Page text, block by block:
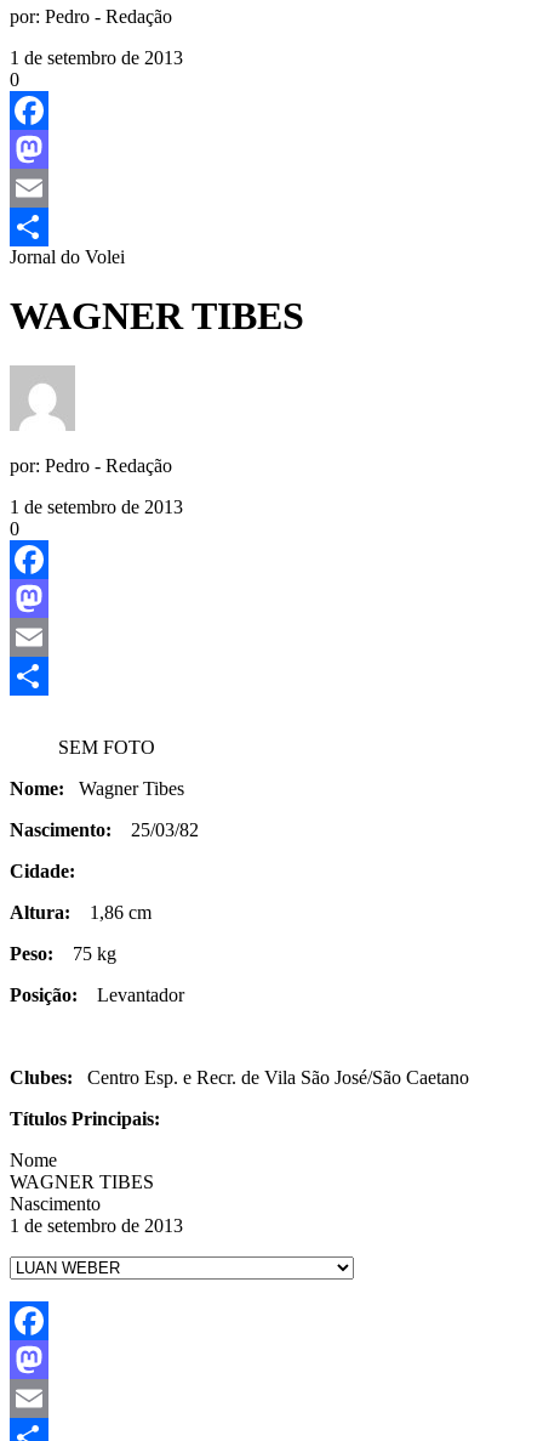
por: Pedro - Redação
1 de setembro de 2013
0
Facebook
Mastodon
Email
Share
Jornal do Volei
WAGNER TIBES
por: Pedro - Redação
1 de setembro de 2013
0
Facebook
Mastodon
Email
SEM FOTO
Nome: Wagner Tibes
Nascimento: 25/03/82
Cidade:
Altura: 1,86 cm
Peso: 75 kg
Posição: Levantador
Clubes: Centro Esp. e Recr. de Vila São José/São Caetano
Títulos Principais:
Nome
WAGNER TIBES
Nascimento
1 de setembro de 2013
Facebook
Mastodon
Email